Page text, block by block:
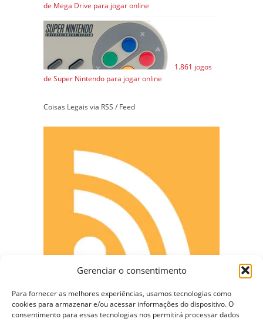
Gerenciar o consentimento
Para fornecer as melhores experiências, usamos tecnologias como
cookies para armazenar e/ou acessar informações do dispositivo. O
consentimento para essas tecnologias nos permitirá processar dados
de Mega Drive para jogar online
1.861 jogos
de Super Nintendo para jogar online
Coisas Legais via RSS / Feed